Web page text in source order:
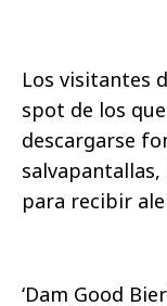
Los visitantes
spot de los
descargarse
para recibir
‘Dam Good